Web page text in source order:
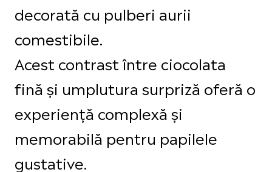
decorată cu pulberi aurii
comestibile.
Acest contrast între ciocolata
fină și umplutura surpriză oferă o
experiență complexă și
memorabilă pentru papilele
gustative.